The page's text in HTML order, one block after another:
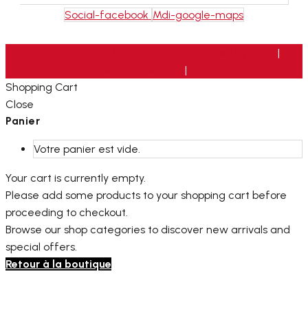
Social-facebook Mdi-google-maps
|
|
Shopping Cart
Close
Panier
Votre panier est vide.
Your cart is currently empty.
Please add some products to your shopping cart before
proceeding to checkout.
Browse our shop categories to discover new arrivals and
special offers.
Retour à la boutique